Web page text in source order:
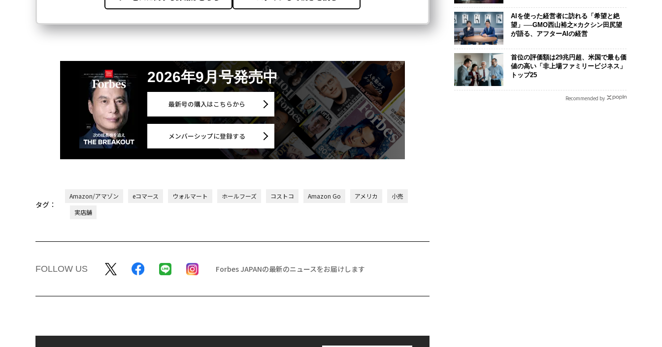
2026年9月号発売中
最新号の購入はこちらから
メンバーシップに登録する
タグ：
Amazon/アマゾン eコマース ウォルマート ホールフーズ コストコ Amazon Go アメリカ
小売
実店舗
FOLLOW US Forbes JAPANの最新のニュースをお届けします
AIを使った経営者に訪れる「希望と絶
望」──GMO西山裕之×カクシン田尻望
が語る、アフターAIの経営
首位の評価額は29兆円超、米国で最も価
値の高い「非上場ファミリービジネス」
トップ25
Recommended by